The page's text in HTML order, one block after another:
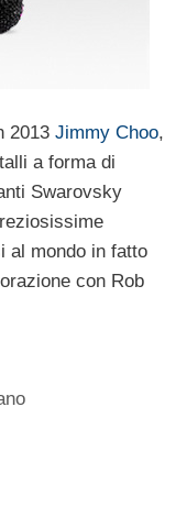
2013 Jimmy Choo,
a forma di
Swarovsky
al mondo in fatto
con Rob